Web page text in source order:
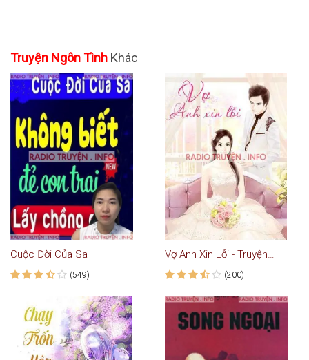
Truyện Ngôn Tình Khác
Cuộc Đời Của Sa
(549)
Vợ Anh Xin Lỗi - Truyện Ngôn Tình
(200)